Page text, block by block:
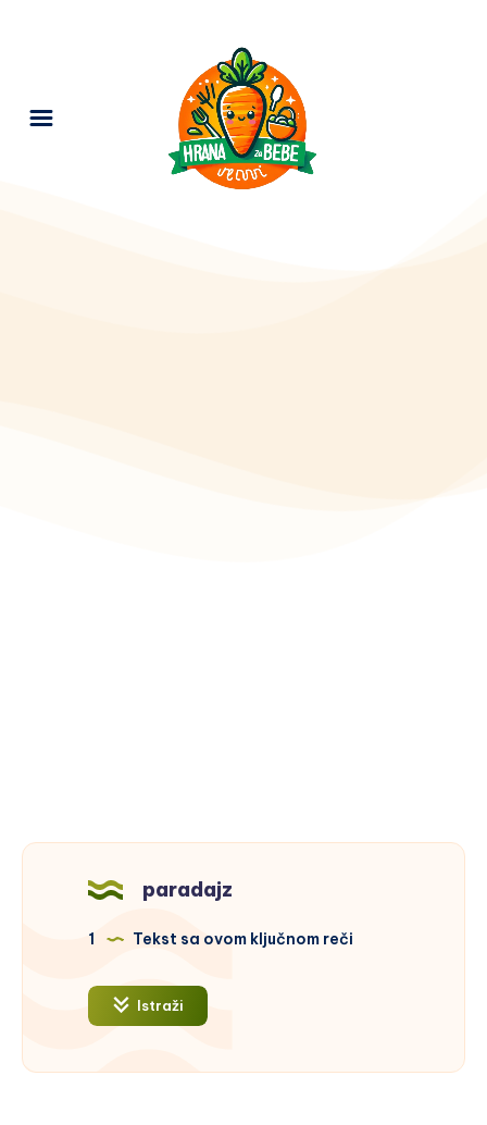
paradajz
1 Tekst sa ovom ključnom reči
Istraži